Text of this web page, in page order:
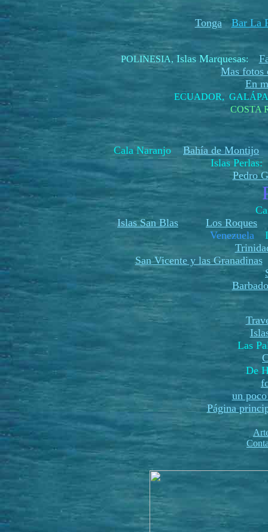
Tonga Bar La
POLINESIA, Islas Marquesas:
Mas fotos
En
ECUADOR,
COSTA
Cala NaranjoBahía de Montijo
Islas
Pedro
Islas San Blas
Los Roques
Venezuela
San Vicente y las Granadinas
Las
De
un
Página